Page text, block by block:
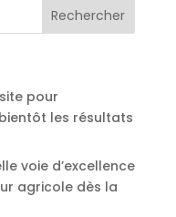
pour
les résultats
voie d’excellence
agricole dès la